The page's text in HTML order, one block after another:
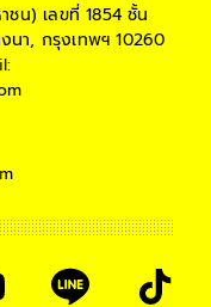
ชน) เลขที่ 1854 ชั้น
นา, กรุงเทพฯ 10260